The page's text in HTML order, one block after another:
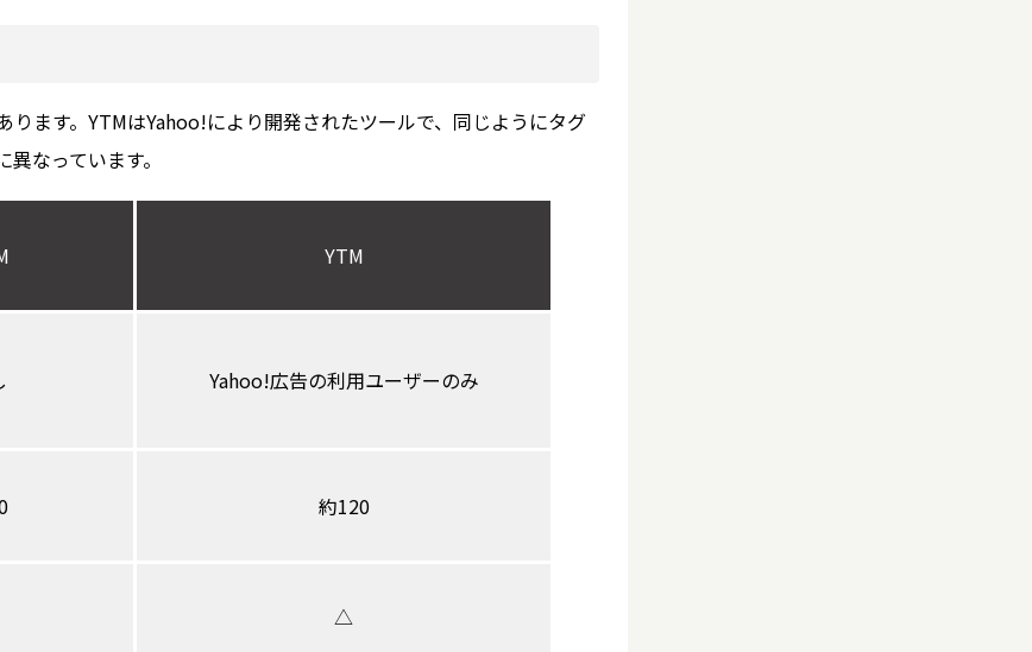
ます。YTMはYahoo!により開発されたツールで、同じようにタグ
なっています。
YTM
Yahoo!広告の利用ユーザーのみ
約120
△